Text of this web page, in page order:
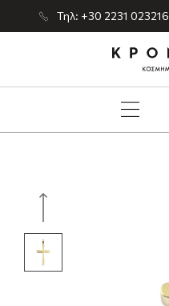
Τηλ: +30 2231 023216